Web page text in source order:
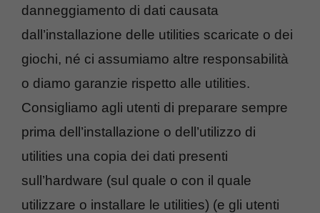
danneggiamento di dati causata
dall’installazione delle utilities scaricate o dei
giochi, né ci assumiamo altre responsabilità
o diamo garanzie rispetto alle utilities.
Consigliamo agli utenti di preparare sempre
prima dell’installazione o dell’utilizzo di
utilities una copia dei dati presenti
sull’hardware (sul quale o con il quale
utilizzare o installare le utilities) (e gli utenti